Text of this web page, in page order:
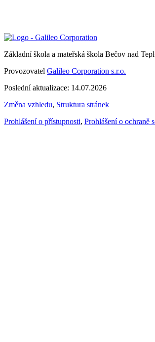
Základní škola a mateřská škola Bečov nad
Provozovatel Galileo Corporation s.r.o.
Poslední aktualizace: 14.07.2026
Změna vzhledu, Struktura stránek
Prohlášení o přístupnosti, Prohlášení o ochraně